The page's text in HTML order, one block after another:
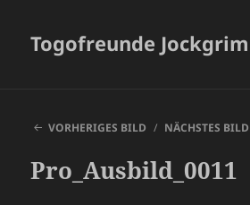
Togofreunde Jockgrim
VORHERIGES BILD
NÄCHSTES BILD
Pro_Ausbild_0011